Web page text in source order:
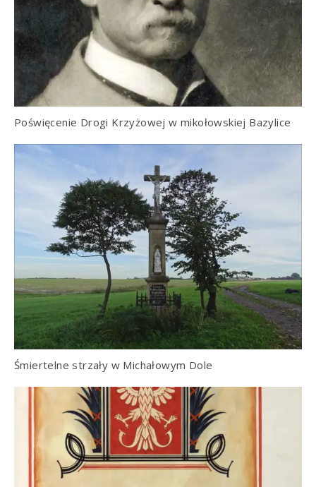
Poświęcenie Drogi Krzyżowej w mikołowskiej Bazylice
Śmiertelne strzały w Michałowym Dole